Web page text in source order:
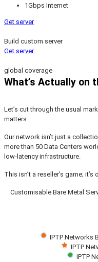
1Gbps Internet
Get server
Build custom server
Get server
global coverage
What’s Actually on
Let’s cut through the usual
matters.
Our network isn’t just a
more than 50 Data Centers
low-latency infrastructure.
This isn’t a reseller’s game;
Customisable Bare Metal
IPTP Networks
IPTP
IPTP